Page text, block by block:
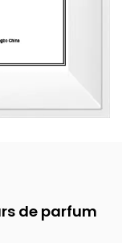
des huiles
des articles de
l'Europe et
de santé.
de parfum